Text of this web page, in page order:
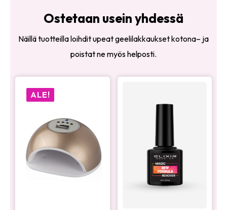
Ostetaan usein yhdessä
Näillä tuotteilla loihdit upeat geelilakkaukset kotona– ja
poistat ne myös helposti.
ALE!